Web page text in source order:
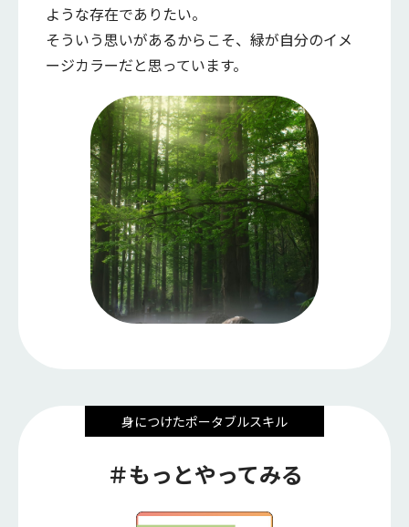
ような存在でありたい。
そういう思いがあるからこそ、緑が自分のイメ
ージカラーだと思っています。
身につけたポータブルスキル
＃もっとやってみる